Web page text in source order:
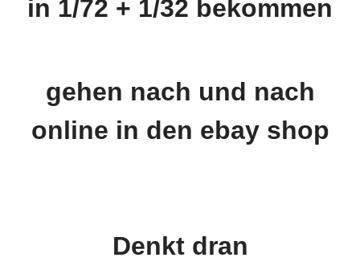
in 1/72 + 1/32 bekommen
gehen nach und nach
online in den ebay shop
Denkt dran